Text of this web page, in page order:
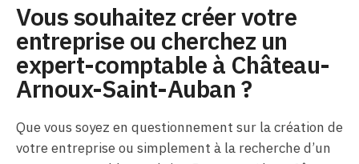
Vous souhaitez créer votre
entreprise ou cherchez un
expert-comptable à Château-
Arnoux-Saint-Auban ?
Que vous soyez en questionnement sur la création de
votre entreprise ou simplement à la recherche d’un